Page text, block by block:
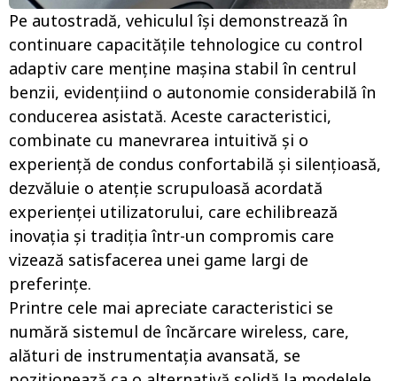
Pe autostradă, vehiculul își demonstrează în
continuare capacitățile tehnologice cu control
adaptiv care menține mașina stabil în centrul
benzii, evidențiind o autonomie considerabilă în
conducerea asistată. Aceste caracteristici,
combinate cu manevrarea intuitivă și o
experiență de condus confortabilă și silențioasă,
dezvăluie o atenție scrupuloasă acordată
experienței utilizatorului, care echilibrează
inovația și tradiția într-un compromis care
vizează satisfacerea unei game largi de
preferințe.
Printre cele mai apreciate caracteristici se
numără sistemul de încărcare wireless, care,
alături de instrumentația avansată, se